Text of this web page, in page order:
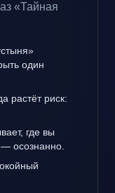
«Тайная
один
растёт риск:
где вы
— осознанно.